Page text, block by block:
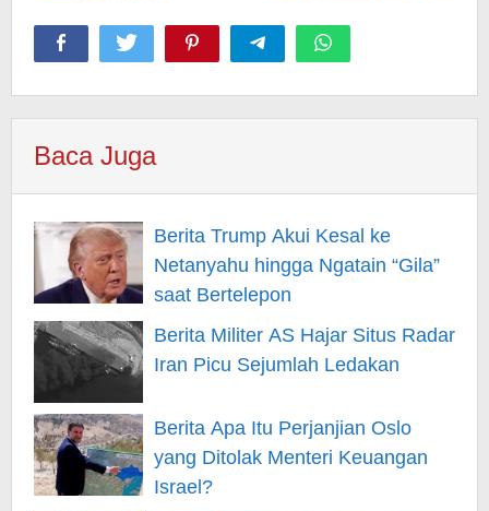
Baca Juga
Berita Trump Akui Kesal ke
Netanyahu hingga Ngatain “Gila”
saat Bertelepon
Berita Militer AS Hajar Situs Radar
Iran Picu Sejumlah Ledakan
Berita Apa Itu Perjanjian Oslo
yang Ditolak Menteri Keuangan
Israel?